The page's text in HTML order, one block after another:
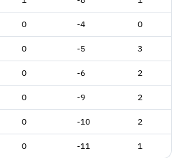
0 -4 0
0 -5 3
0 -6 2
0 -9 2
0 -10 2
0 -11 1